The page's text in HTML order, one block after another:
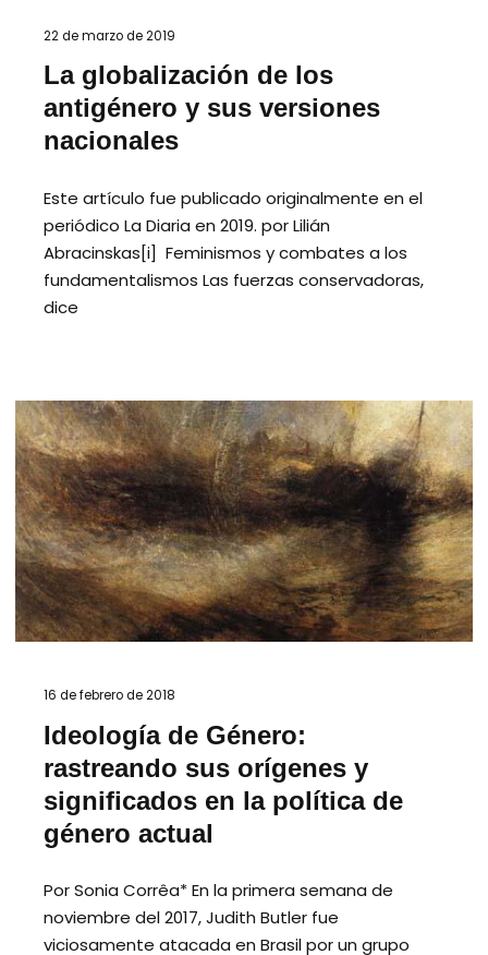
22 de marzo de 2019
La globalización de los
antigénero y sus versiones
nacionales
Este artículo fue publicado originalmente en el
periódico La Diaria en 2019. por Lilián
Abracinskas[i] Feminismos y combates a los
fundamentalismos Las fuerzas conservadoras,
dice
16 de febrero de 2018
Ideología de Género:
rastreando sus orígenes y
significados en la política de
género actual
Por Sonia Corrêa* En la primera semana de
noviembre del 2017, Judith Butler fue
viciosamente atacada en Brasil por un grupo